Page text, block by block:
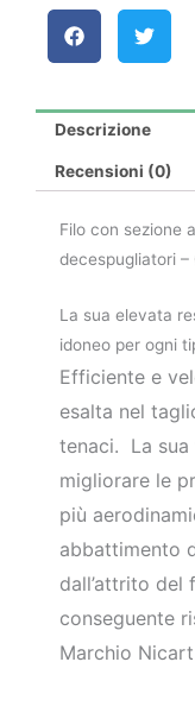
Nicart
quantità
Descrizione
Recensioni (0)
Filo con sezione
decespugliatori
La sua elevata
idoneo per ogni
Efficiente e
esalta nel
tenaci. La
migliorare le
più
abbattimento
dall’attrito del
conseguente
Marchio Nicart